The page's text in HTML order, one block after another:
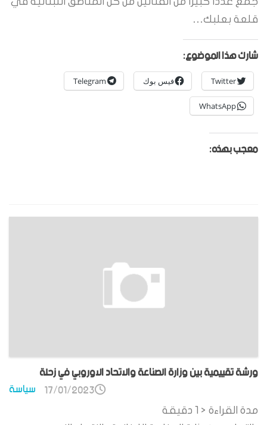
قلعة بعلبك…
شارك هذا الموضوع:
Twitter فيس بوك Telegram
WhatsApp
معجب بهذه:
ورشة تقييمية بين وزارة الصناعة والاتحاد الاوروبي في زحلة
سياسة 17/01/2023
مدة القراءة < 1
دقيقة